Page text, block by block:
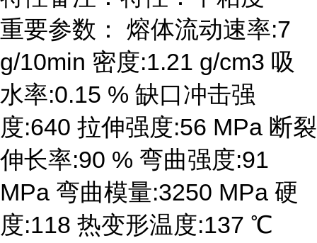
重要参数： 熔体流动速率:7
g/10min 密度:1.21 g/cm3 吸
水率:0.15 % 缺口冲击强
度:640 拉伸强度:56 MPa 断裂
伸长率:90 % 弯曲强度:91
MPa 弯曲模量:3250 MPa 硬
度:118 热变形温度:137 ℃